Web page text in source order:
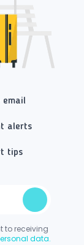
email
alerts
tips
to receiving
data.